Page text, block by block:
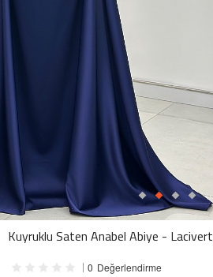
Kuyruklu Saten Anabel Abiye - Lacivert
0 Değerlendirme